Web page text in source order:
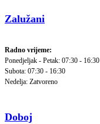
Zalužani
Radno vrijeme:
Ponedjeljak - Petak: 07:30 - 16:30
Subota: 07:30 - 16:30
Nedelja: Zatvoreno
Doboj